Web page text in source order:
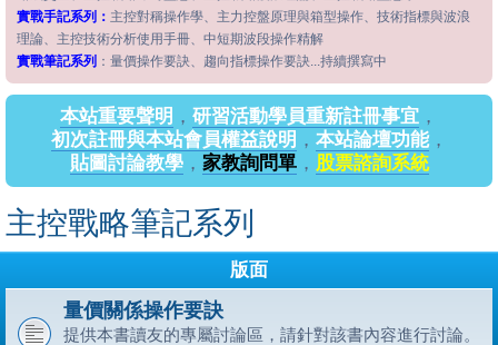
實戰手記系列： 主控對稱操作學、主力控盤原理與箱型操作、技術指標與波浪
理論、主控技術分析使用手冊、中短期波段操作精解
實戰筆記系列 ：量價操作要訣、趨向指標操作要訣...持續撰寫中
本站重要聲明 ， 研習活動學員重新註冊事宜 ，
初次註冊與本站會員權益說明 ， 本站論壇功能，
貼圖討論教學， 家教詢問單， 股票諮詢系統
主控戰略筆記系列
版面
量價關係操作要訣
提供本書讀友的專屬討論區，請針對該書內容進行討論。